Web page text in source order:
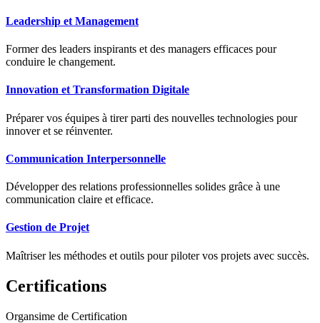
Leadership et Management
Former des leaders inspirants et des managers efficaces pour
conduire le changement.
Innovation et Transformation Digitale
Préparer vos équipes à tirer parti des nouvelles technologies pour
innover et se réinventer.
Communication Interpersonnelle
Développer des relations professionnelles solides grâce à une
communication claire et efficace.
Gestion de Projet
Maîtriser les méthodes et outils pour piloter vos projets avec succès.
Certifications
Organsime de Certification